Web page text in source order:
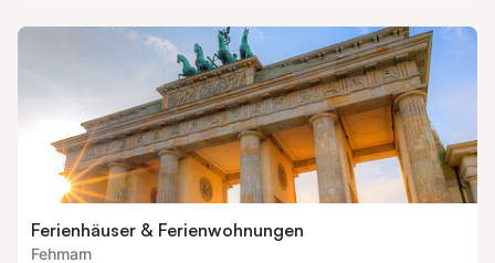
Ferienhäuser & Ferienwohnungen
Fehmarn